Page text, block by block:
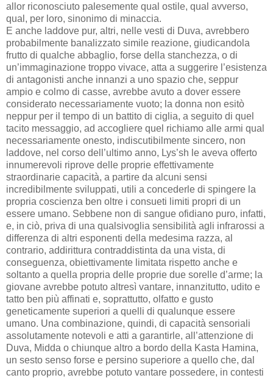
allor riconosciuto palesemente qual ostile, qual avverso,
qual, per loro, sinonimo di minaccia.
E anche laddove pur, altri, nelle vesti di Duva, avrebbero
probabilmente banalizzato simile reazione, giudicandola
frutto di qualche abbaglio, forse della stanchezza, o di
un’immaginazione troppo vivace, atta a suggerire l’esistenza
di antagonisti anche innanzi a uno spazio che, seppur
ampio e colmo di casse, avrebbe avuto a dover essere
considerato necessariamente vuoto; la donna non esitò
neppur per il tempo di un battito di ciglia, a seguito di quel
tacito messaggio, ad accogliere quel richiamo alle armi qual
necessariamente onesto, indiscutibilmente sincero, non
laddove, nel corso dell’ultimo anno, Lys’sh le aveva offerto
innumerevoli riprove delle proprie effettivamente
straordinarie capacità, a partire da alcuni sensi
incredibilmente sviluppati, utili a concederle di spingere la
propria coscienza ben oltre i consueti limiti propri di un
essere umano. Sebbene non di sangue ofidiano puro, infatti,
e, in ciò, priva di una qualsivoglia sensibilità agli infrarossi a
differenza di altri esponenti della medesima razza, al
contrario, addirittura contraddistinta da una vista, di
conseguenza, obiettivamente limitata rispetto anche e
soltanto a quella propria delle proprie due sorelle d’arme; la
giovane avrebbe potuto altresì vantare, innanzitutto, udito e
tatto ben più affinati e, soprattutto, olfatto e gusto
geneticamente superiori a quelli di qualunque essere
umano. Una combinazione, quindi, di capacità sensoriali
assolutamente notevoli e atti a garantirle, all’attenzione di
Duva, Midda o chiunque altro a bordo della Kasta Hamina,
un sesto senso forse e persino superiore a quello che, dal
canto proprio, avrebbe potuto vantare possedere, in contesti